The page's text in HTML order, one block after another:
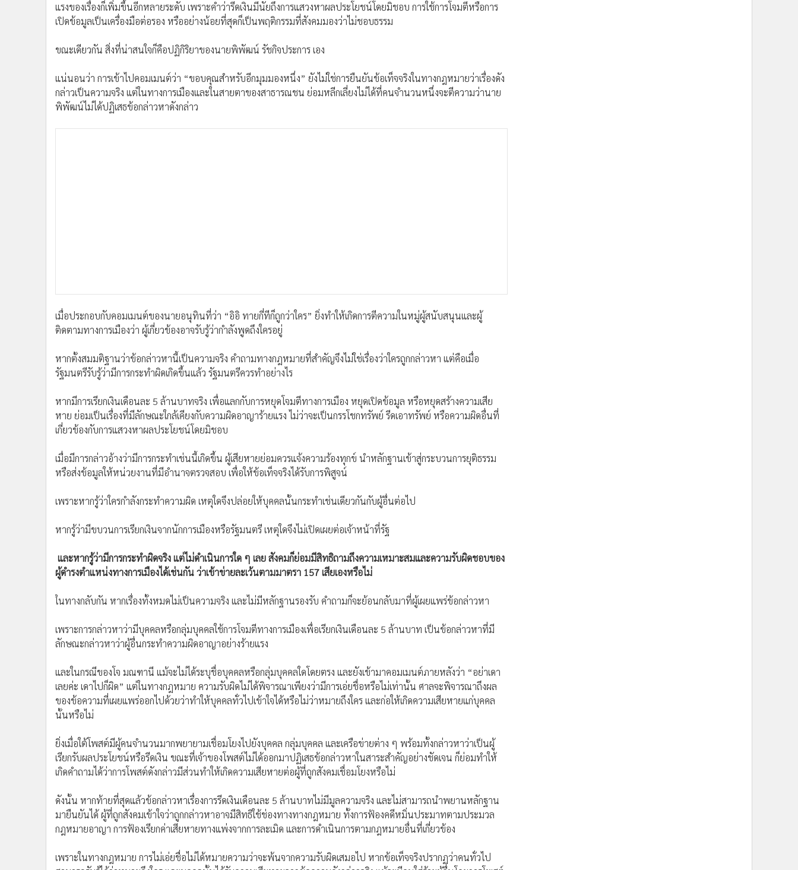
แรงของเรื่องก็เพิ่มขึ้นอีกหลายระดับ เพราะคำว่ารีดเงินมีนัยถึงการแสวงหาผลประโยชน์โดยมิชอบ การใช้การโจมตีหรือการ
เปิดข้อมูลเป็นเครื่องมือต่อรอง หรืออย่างน้อยที่สุดก็เป็นพฤติกรรมที่สังคมมองว่าไม่ชอบธรรม
ขณะเดียวกัน สิ่งที่น่าสนใจก็คือปฏิกิริยาของนายพิพัฒน์ รัชกิจประการ เอง
แน่นอนว่า การเข้าไปคอมเมนต์ว่า “ขอบคุณสำหรับอีกมุมมองหนึ่ง” ยังไม่ใช่การยืนยันข้อเท็จจริงในทางกฎหมายว่าเรื่องดัง
กล่าวเป็นความจริง แต่ในทางการเมืองและในสายตาของสาธารณชน ย่อมหลีกเลี่ยงไม่ได้ที่คนจำนวนหนึ่งจะตีความว่านาย
พิพัฒน์ไม่ได้ปฏิเสธข้อกล่าวหาดังกล่าว
เมื่อประกอบกับคอมเมนต์ของนายอนุทินที่ว่า “อิอิ ทายกี่ทีก็ถูกว่าใคร” ยิ่งทำให้เกิดการตีความในหมู่ผู้สนับสนุนและผู้
ติดตามทางการเมืองว่า ผู้เกี่ยวข้องอาจรับรู้ว่ากำลังพูดถึงใครอยู่
หากตั้งสมมติฐานว่าข้อกล่าวหานี้เป็นความจริง คำถามทางกฎหมายที่สำคัญจึงไม่ใช่เรื่องว่าใครถูกกล่าวหา แต่คือเมื่อ
รัฐมนตรีรับรู้ว่ามีการกระทำผิดเกิดขึ้นแล้ว รัฐมนตรีควรทำอย่างไร
หากมีการเรียกเงินเดือนละ 5 ล้านบาทจริง เพื่อแลกกับการหยุดโจมตีทางการเมือง หยุดเปิดข้อมูล หรือหยุดสร้างความเสีย
หาย ย่อมเป็นเรื่องที่มีลักษณะใกล้เคียงกับความผิดอาญาร้ายแรง ไม่ว่าจะเป็นกรรโชกทรัพย์ รีดเอาทรัพย์ หรือความผิดอื่นที่
เกี่ยวข้องกับการแสวงหาผลประโยชน์โดยมิชอบ
เมื่อมีการกล่าวอ้างว่ามีการกระทำเช่นนี้เกิดขึ้น ผู้เสียหายย่อมควรแจ้งความร้องทุกข์ นำหลักฐานเข้าสู่กระบวนการยุติธรรม
หรือส่งข้อมูลให้หน่วยงานที่มีอำนาจตรวจสอบ เพื่อให้ข้อเท็จจริงได้รับการพิสูจน์
เพราะหากรู้ว่าใครกำลังกระทำความผิด เหตุใดจึงปล่อยให้บุคคลนั้นกระทำเช่นเดียวกันกับผู้อื่นต่อไป
หากรู้ว่ามีขบวนการเรียกเงินจากนักการเมืองหรือรัฐมนตรี เหตุใดจึงไม่เปิดเผยต่อเจ้าหน้าที่รัฐ
และหากรู้ว่ามีการกระทำผิดจริง แต่ไม่ดำเนินการใด ๆ เลย สังคมก็ย่อมมีสิทธิถามถึงความเหมาะสมและความรับผิดชอบของ
ผู้ดำรงตำแหน่งทางการเมืองได้เช่นกัน ว่าเข้าข่ายละเว้นตามมาตรา 157 เสียเองหรือไม่
ในทางกลับกัน หากเรื่องทั้งหมดไม่เป็นความจริง และไม่มีหลักฐานรองรับ คำถามก็จะย้อนกลับมาที่ผู้เผยแพร่ข้อกล่าวหา
เพราะการกล่าวหาว่ามีบุคคลหรือกลุ่มบุคคลใช้การโจมตีทางการเมืองเพื่อเรียกเงินเดือนละ 5 ล้านบาท เป็นข้อกล่าวหาที่มี
ลักษณะกล่าวหาว่าผู้อื่นกระทำความผิดอาญาอย่างร้ายแรง
และในกรณีของโจ มณฑานี แม้จะไม่ได้ระบุชื่อบุคคลหรือกลุ่มบุคคลใดโดยตรง และยังเข้ามาคอมเมนต์ภายหลังว่า “อย่าเดา
เลยค่ะ เดาไปก็ผิด” แต่ในทางกฎหมาย ความรับผิดไม่ได้พิจารณาเพียงว่ามีการเอ่ยชื่อหรือไม่เท่านั้น ศาลจะพิจารณาถึงผล
ของข้อความที่เผยแพร่ออกไปด้วยว่าทำให้บุคคลทั่วไปเข้าใจได้หรือไม่ว่าหมายถึงใคร และก่อให้เกิดความเสียหายแก่บุคคล
นั้นหรือไม่
ยิ่งเมื่อใต้โพสต์มีผู้คนจำนวนมากพยายามเชื่อมโยงไปยังบุคคล กลุ่มบุคคล และเครือข่ายต่าง ๆ พร้อมทั้งกล่าวหาว่าเป็นผู้
เรียกรับผลประโยชน์หรือรีดเงิน ขณะที่เจ้าของโพสต์ไม่ได้ออกมาปฏิเสธข้อกล่าวหาในสาระสำคัญอย่างชัดเจน ก็ย่อมทำให้
เกิดคำถามได้ว่าการโพสต์ดังกล่าวมีส่วนทำให้เกิดความเสียหายต่อผู้ที่ถูกสังคมเชื่อมโยงหรือไม่
ดังนั้น หากท้ายที่สุดแล้วข้อกล่าวหาเรื่องการรีดเงินเดือนละ 5 ล้านบาทไม่มีมูลความจริง และไม่สามารถนำพยานหลักฐาน
มายืนยันได้ ผู้ที่ถูกสังคมเข้าใจว่าถูกกล่าวหาอาจมีสิทธิใช้ช่องทางทางกฎหมาย ทั้งการฟ้องคดีหมิ่นประมาทตามประมวล
กฎหมายอาญา การฟ้องเรียกค่าเสียหายทางแพ่งจากการละเมิด และการดำเนินการตามกฎหมายอื่นที่เกี่ยวข้อง
เพราะในทางกฎหมาย การไม่เอ่ยชื่อไม่ได้หมายความว่าจะพ้นจากความรับผิดเสมอไป หากข้อเท็จจริงปรากฏว่าคนทั่วไป